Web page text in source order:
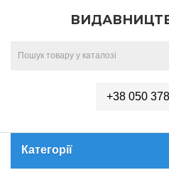
+38 050
Категорії